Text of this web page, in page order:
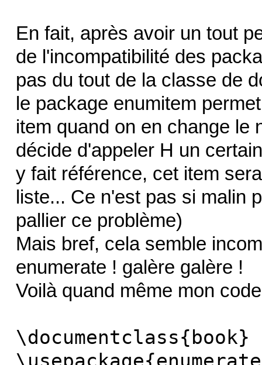
En fait, après avoir un tout
de l'incompatibilité des
pas du tout de la classe de
le package enumitem
item quand on en change le
décide d'appeler H un
y fait référence, cet item
liste... Ce n'est pas si malin
pallier ce problème)
Mais bref, cela semble
enumerate ! galère galère !
Voilà quand même mon
\documentclass{book}